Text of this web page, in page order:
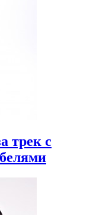
трек с